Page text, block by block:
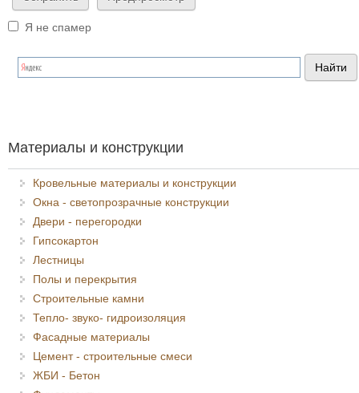
Я не спамер
Я спамер
Материалы и конструкции
Кровельные материалы и конструкции
Окна - светопрозрачные конструкции
Двери - перегородки
Гипсокартон
Лестницы
Полы и перекрытия
Строительные камни
Тепло- звуко- гидроизоляция
Фасадные материалы
Цемент - строительные смеси
ЖБИ - Бетон